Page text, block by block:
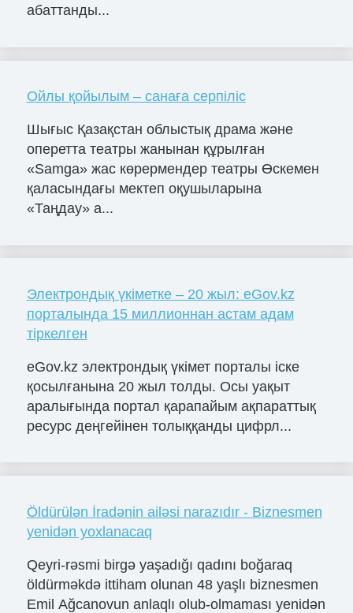
абаттанды...
Ойлы қойылым – санаға серпіліс
Шығыс Қазақстан облыстық драма және
оперетта театры жанынан құрылған
«Samga» жас көрермендер театры Өскемен
қаласындағы мектеп оқушыларына
«Таңдау» а...
Электрондық үкіметке – 20 жыл: eGov.kz
порталында 15 миллионнан астам адам
тіркелген
eGov.kz электрондық үкімет порталы іске
қосылғанына 20 жыл толды. Осы уақыт
аралығында портал қарапайым ақпараттық
ресурс деңгейінен толыққанды цифрл...
Öldürülən İradənin ailəsi narazıdır - Biznesmen
yenidən yoxlanacaq
Qeyri-rəsmi birgə yaşadığı qadını boğaraq
öldürməkdə ittiham olunan 48 yaşlı biznesmen
Emil Ağcanovun anlaqlı olub-olmaması yenidən